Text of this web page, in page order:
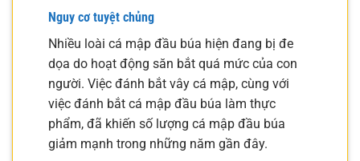
Nguy cơ tuyệt chủng
Nhiều loài cá mập đầu búa hiện đang bị đe
dọa do hoạt động săn bắt quá mức của con
người. Việc đánh bắt vây cá mập, cùng với
việc đánh bắt cá mập đầu búa làm thực
phẩm, đã khiến số lượng cá mập đầu búa
giảm mạnh trong những năm gần đây.